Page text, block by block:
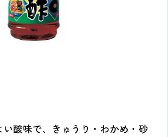
酸味で、きゅうり・わかめ・砂